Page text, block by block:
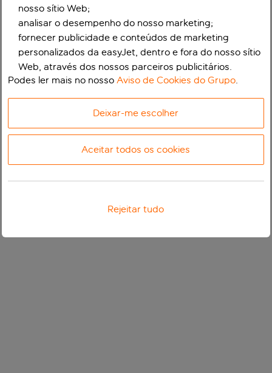
nosso sítio Web;
analisar o desempenho do nosso marketing;
fornecer publicidade e conteúdos de marketing
personalizados da easyJet, dentro e fora do nosso sítio
Web, através dos nossos parceiros publicitários.
Podes ler mais no nossoAviso de Cookies do Grupo.
Deixar-me escolher
Aceitar todos os cookies
Rejeitar tudo